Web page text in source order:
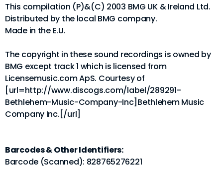
This compilation (P)&(C) 2003 BMG UK & Ireland Ltd.
Distributed by the local BMG company.
Made in the E.U.
The copyright in these sound recordings is owned by
BMG except track 1 which is licensed from
Licensemusic.com ApS. Courtesy of
[url=http://www.discogs.com/label/289291-
Bethlehem-Music-Company-Inc]Bethlehem Music
Company Inc.[/url]
Barcodes & Other Identifiers:
Barcode (Scanned): 828765276221